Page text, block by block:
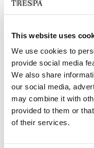
This website uses
We use cookies to
provide social media
We also share
our social media,
may combine it with
provided to them or
of their services.